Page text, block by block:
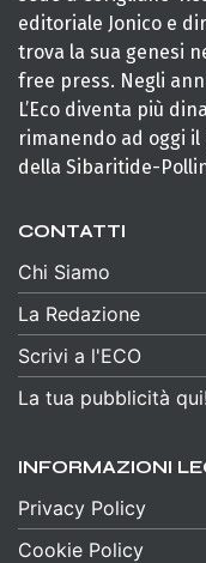
editoriale Jonico e
trova la sua genesi
free press. Negli
L’Eco diventa più
rimanendo ad oggi
della Sibaritide-
CONTATTI
Chi Siamo
La Redazione
Scrivi a l'ECO
La tua pubblicità qui!
INFORMAZIONI
Privacy Policy
Cookie Policy